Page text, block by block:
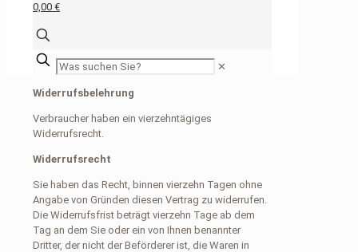
0,00 €
✕
Widerrufsbelehrung
Verbraucher haben ein vierzehntägiges
Widerrufsrecht.
Widerrufsrecht
Sie haben das Recht, binnen vierzehn Tagen ohne
Angabe von Gründen diesen Vertrag zu widerrufen.
Die Widerrufsfrist beträgt vierzehn Tage ab dem
Tag an dem Sie oder ein von Ihnen benannter
Dritter, der nicht der Beförderer ist, die Waren in